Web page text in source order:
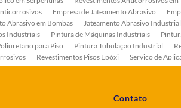
Empresa de Jateamento Abrasivo
Abrasivo em Bombas Jateamento Abrasivo Industrial
Industriais Pintura de Máquinas Industriais
para Piso Pintura Tubulação Industrial
Revestimentos Pisos Epóxi Serviço de
Bombas Serviço de Pintura de Bombas Industriais
Contato